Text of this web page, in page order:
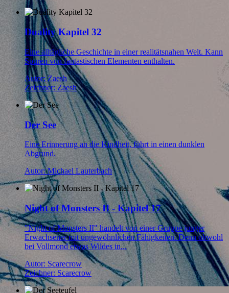
Duality Kapitel 32
Eine alltägliche Geschichte in einer realitätsnahen Welt. Kann
Spuren von fantastischen Elementen enthalten.
Autor: Zaesh
Zeichner: Zaesh
Der See
Eine Erinnerung an die Kindheit, führt in einen dunklen
Abgrund.
Autor: Michael Lauterbach
Night of Monsters II - Kapitel 17
"Night of Monsters II" handelt von einer Gruppe junger
Erwachsener mit ungewöhnlichen Fähigkeiten. Denn obwohl
bei Vollmond etwas Wildes in...
Autor: Scarecrow
Zeichner: Scarecrow